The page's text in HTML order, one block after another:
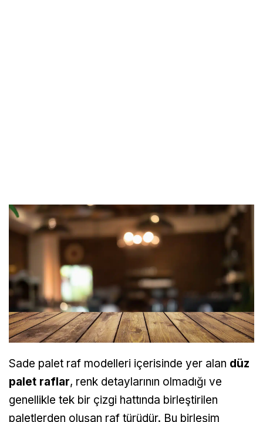
Sade palet raf modelleri içerisinde yer alan düz
palet raflar, renk detaylarının olmadığı ve
genellikle tek bir çizgi hattında birleştirilen
paletlerden oluşan raf türüdür. Bu birleşim